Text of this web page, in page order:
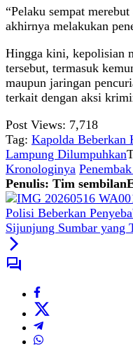
“Pelaku sempat
akhirnya melakukan
Hingga kini, kepolisian
tersebut, termasuk
maupun jaringan
terkait dengan aksi
Post Views: 7,718
Tag: Kapolda Beberkan
Lampung Dilumpuhkan
Kronologinya
Penulis: Tim sembilan
Polisi Beberkan
Sijunjung Sumbar yang